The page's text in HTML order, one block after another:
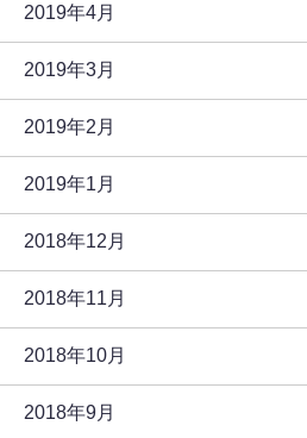
2019年4月
2019年3月
2019年2月
2019年1月
2018年12月
2018年11月
2018年10月
2018年9月